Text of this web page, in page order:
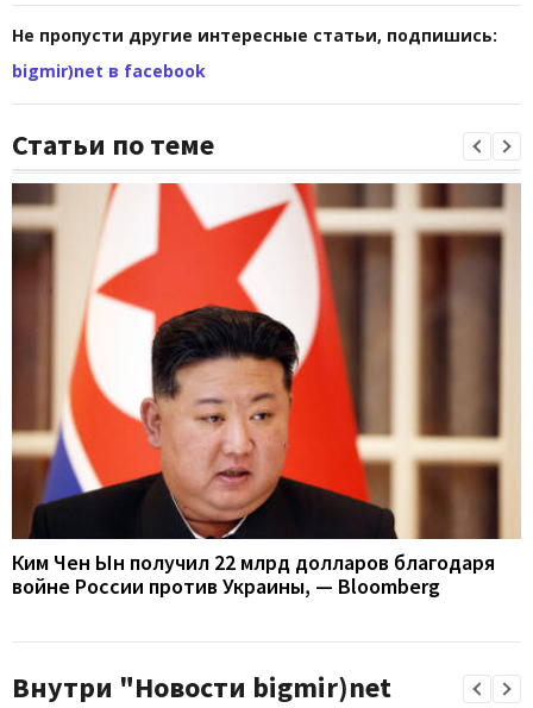
Не пропусти другие интересные статьи, подпишись:
bigmir)net в facebook
Статьи по теме
Ким Чен Ын получил 22 млрд долларов благодаря
войне России против Украины, — Bloomberg
Внутри "Новости bigmir)net